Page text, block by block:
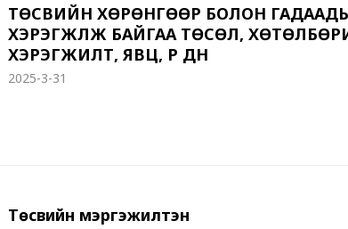
ТӨСВИЙН ХӨРӨНГӨӨР БОЛОН
ХЭРЭГЖҮҮЛЖ БАЙГАА ТӨСӨЛ,
ХЭРЭГЖИЛТ, ЯВЦ, ҮР ДҮН
2025-3-31
Төсвийн мэргэжилтэн